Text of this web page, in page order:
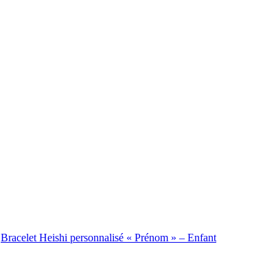
Bracelet Heishi personnalisé « Prénom » – Enfant